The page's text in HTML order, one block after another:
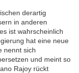
derartig
in anderen
ist wahrscheinlich
hat eine neue
nennt sich
und meint so
Rajoy rückt